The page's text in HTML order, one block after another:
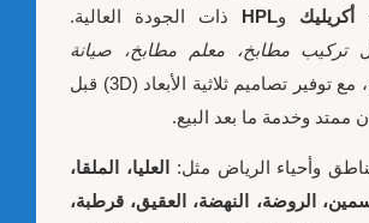
أكريليك وHPL ذات الجودة العالية.
تركيب مطابخ، معلم مطابخ، صيانة
، مع توفير تصاميم ثلاثية الأبعاد (3D) قبل
ممتد وخدمة ما بعد البيع.
وأحياء الرياض مثل:
العليا، الملقا،
الروضة، النهضة، العقيق، قرطبة،